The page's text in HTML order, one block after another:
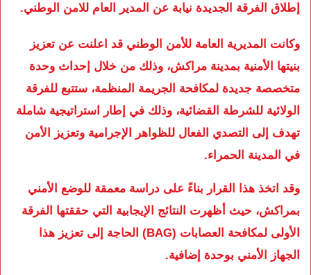
إطلاق الفرقة الجديدة نيابة عن المدير العام للامن الوطني.
وكانت المديرية العامة للأمن الوطني قد اعلنت عن تعزيز
بنيتها الأمنية بمدينة مراكش، وذلك من خلال إحداث وحدة
متخصصة جديدة لمكافحة الجريمة المنظمة، ستتبع للفرقة
الولائية للشرطة القضائية، وذلك في إطار استراتيجية شاملة
تهدف إلى التصدي الفعال للظواهر الإجرامية وتعزيز الأمن
في المدينة الحمراء.
وقد اتخذ هذا القرار بناءً على دراسة معمقة للوضع الأمني
بمراكش، حيث أظهرت النتائج الإيجابية التي حققتها الفرقة
الأولى لمكافحة العصابات (BAG) الحاجة إلى تعزيز هذا
الجهاز الأمني بوحدة إضافية.